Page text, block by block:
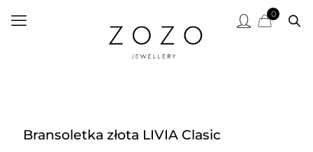
0
Bransoletka złota LIVIA Clasic